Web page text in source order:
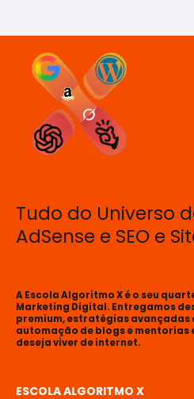
Tudo do Universo
AdSense e SEO e
A Escola Algoritmo X é o seu
Marketing Digital. Entregamos
premium, estratégias avançadas
automação de blogs e mentorias
deseja viver de internet.
ESCOLA ALGORITMO X